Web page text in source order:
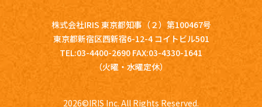
株式会社IRIS 東京都知事（２）第100467号
東京都新宿区西新宿6-12-4 コイトビル501
TEL:03-4400-2690 FAX:03-4330-1641
（火曜・水曜定休）
2026©IRIS Inc. All Rights Reserved.